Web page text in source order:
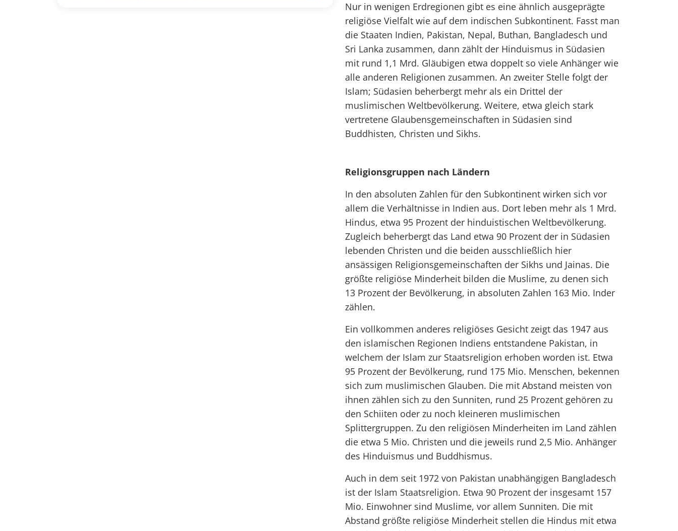
Nur in wenigen Erdregionen gibt es eine ähnlich ausgeprägte
religiöse Vielfalt wie auf dem indischen Subkontinent. Fasst man
die Staaten Indien, Pakistan, Nepal, Buthan, Bangladesch und
Sri Lanka zusammen, dann zählt der Hinduismus in Südasien
mit rund 1,1 Mrd. Gläubigen etwa doppelt so viele Anhänger wie
alle anderen Religionen zusammen. An zweiter Stelle folgt der
Islam; Südasien beherbergt mehr als ein Drittel der
muslimischen Weltbevölkerung. Weitere, etwa gleich stark
vertretene Glaubensgemeinschaften in Südasien sind
Buddhisten, Christen und Sikhs.
Religionsgruppen nach Ländern
In den absoluten Zahlen für den Subkontinent wirken sich vor
allem die Verhältnisse in Indien aus. Dort leben mehr als 1 Mrd.
Hindus, etwa 95 Prozent der hinduistischen Weltbevölkerung.
Zugleich beherbergt das Land etwa 90 Prozent der in Südasien
lebenden Christen und die beiden ausschließlich hier
ansässigen Religionsgemeinschaften der Sikhs und Jainas. Die
größte religiöse Minderheit bilden die Muslime, zu denen sich
13 Prozent der Bevölkerung, in absoluten Zahlen 163 Mio. Inder
zählen.
Ein vollkommen anderes religiöses Gesicht zeigt das 1947 aus
den islamischen Regionen Indiens entstandene Pakistan, in
welchem der Islam zur Staatsreligion erhoben worden ist. Etwa
95 Prozent der Bevölkerung, rund 175 Mio. Menschen, bekennen
sich zum muslimischen Glauben. Die mit Abstand meisten von
ihnen zählen sich zu den Sunniten, rund 25 Prozent gehören zu
den Schiiten oder zu noch kleineren muslimischen
Splittergruppen. Zu den religiösen Minderheiten im Land zählen
die etwa 5 Mio. Christen und die jeweils rund 2,5 Mio. Anhänger
des Hinduismus und Buddhismus.
Auch in dem seit 1972 von Pakistan unabhängigen Bangladesch
ist der Islam Staatsreligion. Etwa 90 Prozent der insgesamt 157
Mio. Einwohner sind Muslime, vor allem Sunniten. Die mit
Abstand größte religiöse Minderheit stellen die Hindus mit etwa